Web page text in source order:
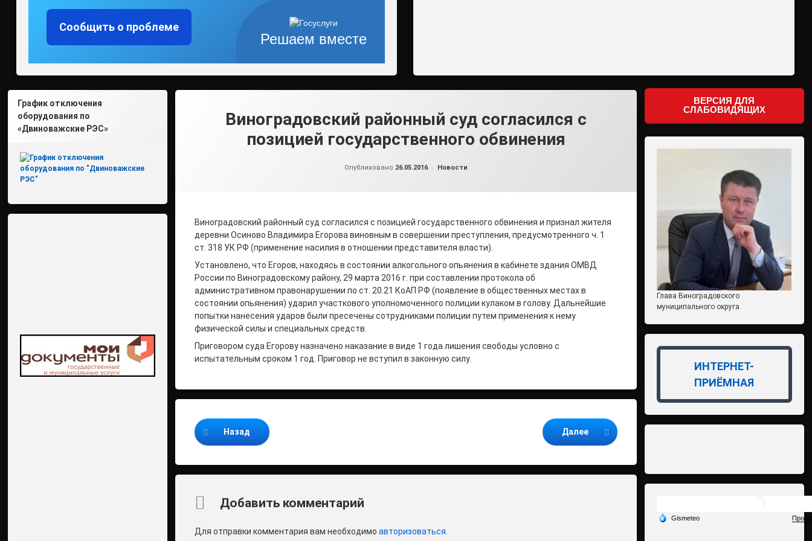
Решаем вместе
Сообщить о проблеме
Виноградовский районный суд согласился с
позицией государственного обвинения
Опубликовано 26.05.2016 Рубрики:
Новости
Виноградовский районный суд согласился с позицией государственного обвинения и признал жителя
деревни Осиново Владимира Егорова виновным в совершении преступления, предусмотренного ч. 1
ст. 318 УК РФ (применение насилия в отношении представителя власти).
Установлено, что Егоров, находясь в состоянии алкогольного опьянения в кабинете здания ОМВД
России по Виноградовскому району, 29 марта 2016 г. при составлении протокола об
административном правонарушении по ст. 20.21 КоАП РФ (появление в общественных местах в
состоянии опьянения) ударил участкового уполномоченного полиции кулаком в голову. Дальнейшие
попытки нанесения ударов были пресечены сотрудниками полиции путем применения к нему
физической силы и специальных средств.
Приговором суда Егорову назначено наказание в виде 1 года лишения свободы условно с
испытательным сроком 1 год. Приговор не вступил в законную силу.
Продолжайте читать
Назад Далее
Комментарии
Добавить комментарий
Для отправки комментария вам необходимоавторизоваться
График отключения
оборудования по
«Двиноважские РЭС»
ВЕРСИЯ ДЛЯ
СЛАБОВИДЯЩИХ
Глава Виноградовского
муниципального округа
ИНТЕРНЕТ-
ПРИЁМНАЯ